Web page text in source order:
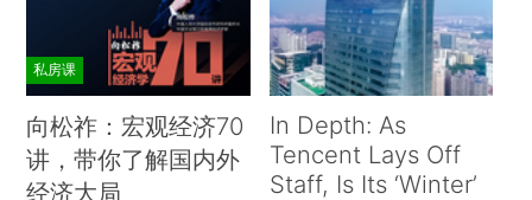
私房课
向松祚：宏观经济70
讲，带你了解国内外
经济大局
In Depth: As
Tencent Lays Off
Staff, Is Its ‘Winter’